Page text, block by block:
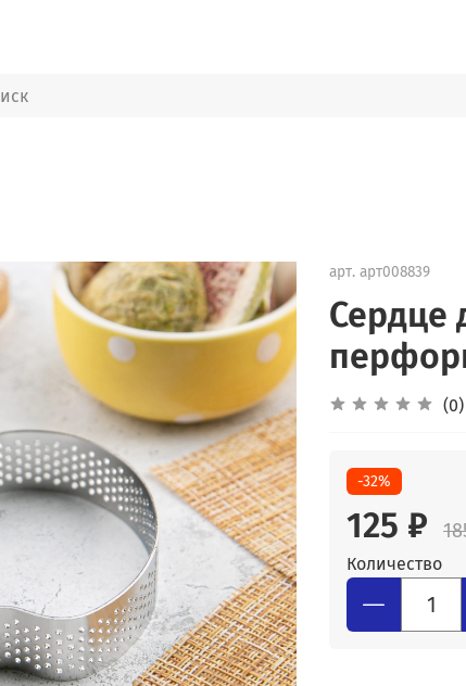
арт. арт008839
Сердце
(0)
-32%
125 ₽
Количество